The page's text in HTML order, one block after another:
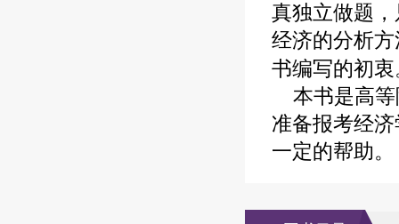
真独立做题
经济的分析
书编写的初
本书是高等
准备报考经
一定的帮助。